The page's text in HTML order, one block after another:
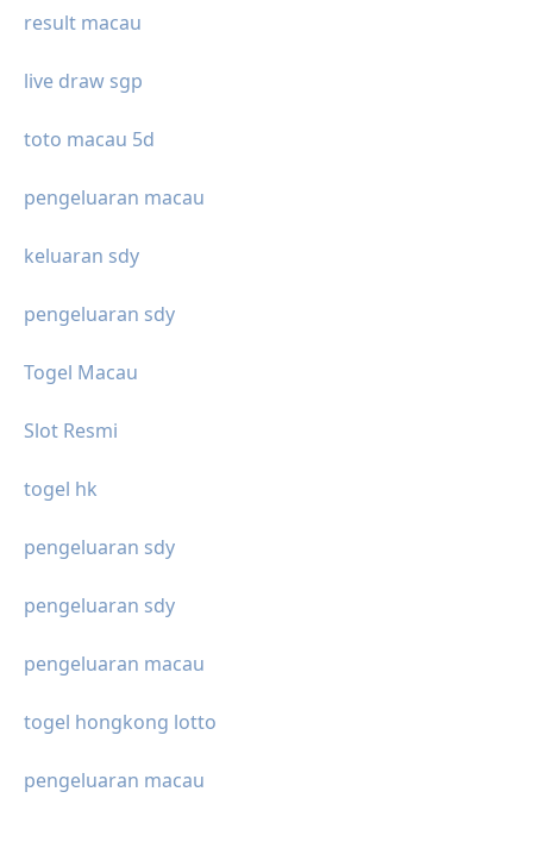
result macau
live draw sgp
toto macau 5d
pengeluaran macau
keluaran sdy
pengeluaran sdy
Togel Macau
Slot Resmi
togel hk
pengeluaran sdy
pengeluaran sdy
pengeluaran macau
togel hongkong lotto
pengeluaran macau